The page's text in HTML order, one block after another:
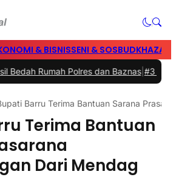
& BISNISSENI & SOSBUD
Rumah Polres dan Baznas|#3 -Bupati
Barru Terima Bantuan Sarana
Terima Bantuan
Dari Mendag